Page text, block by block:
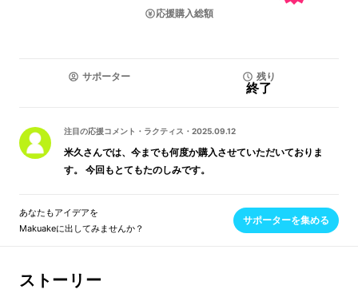
応援購入総額
サポーター 残り
終了
注目の応援コメント ・ ラクティス ・ 2025.09.12
米久さんでは、今までも何度か購入させていただいておりま
す。 今回もとてもたのしみです。
あなたもアイデアを
Makuakeに出してみませんか？
サポーターを集める
ストーリー